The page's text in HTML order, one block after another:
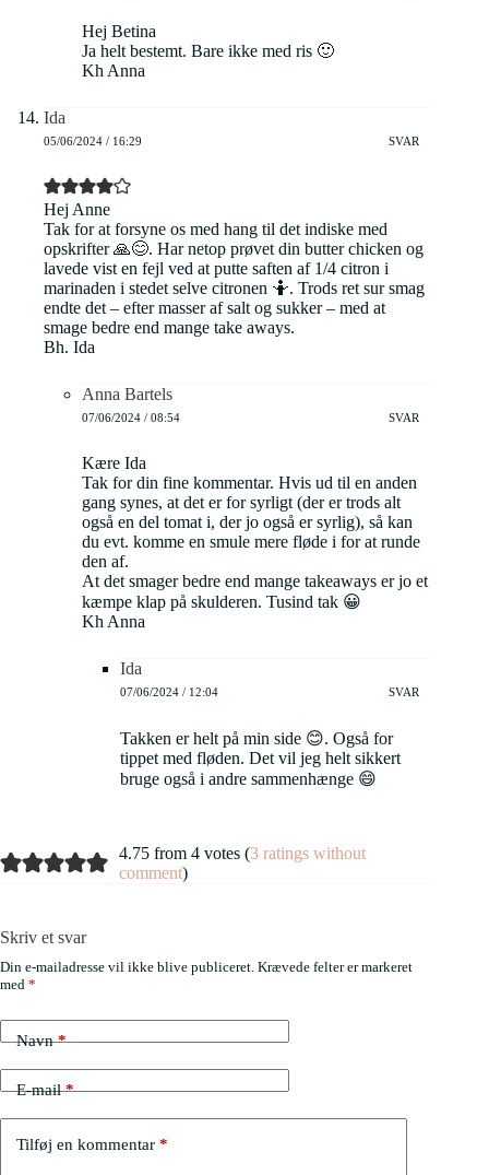
Hej Betina
Ja helt bestemt. Bare ikke med ris 🙂
Kh Anna
Ida
05/06/2024 / 16:29 SVAR
Hej Anne
Tak for at forsyne os med hang til det indiske med
opskrifter 🙏😊. Har netop prøvet din butter chicken og
lavede vist en fejl ved at putte saften af 1/4 citron i
marinaden i stedet selve citronen 🤷. Trods ret sur smag
endte det – efter masser af salt og sukker – med at
smage bedre end mange take aways.
Bh. Ida
Anna Bartels
07/06/2024 / 08:54 SVAR
Kære Ida
Tak for din fine kommentar. Hvis ud til en anden
gang synes, at det er for syrligt (der er trods alt
også en del tomat i, der jo også er syrlig), så kan
du evt. komme en smule mere fløde i for at runde
den af.
At det smager bedre end mange takeaways er jo et
kæmpe klap på skulderen. Tusind tak 😀
Kh Anna
Ida
07/06/2024 / 12:04 SVAR
Takken er helt på min side 😊. Også for
tippet med fløden. Det vil jeg helt sikkert
bruge også i andre sammenhænge 😄
4.75 from 4 votes (3 ratings without
comment)
Skriv et svar
Din e-mailadresse vil ikke blive publiceret. Krævede felter er markeret
med *
Navn*
E-mail*
Tilføj en kommentar *